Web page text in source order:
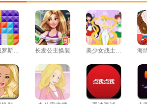
怀旧俄罗斯方块 长发公主换装 美少女战士换装